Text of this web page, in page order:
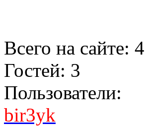
Всего на сайте: 4
Гостей: 3
Пользователи:
bir3yk